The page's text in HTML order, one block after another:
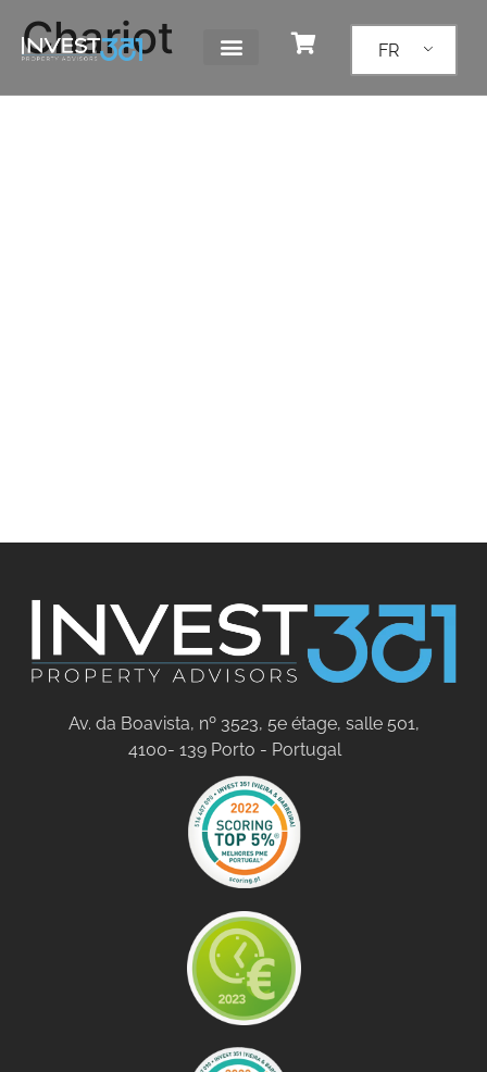
FR
Chariot
Av. da Boavista, nº 3523, 5e étage, salle 501,
4100- 139 Porto - Portugal